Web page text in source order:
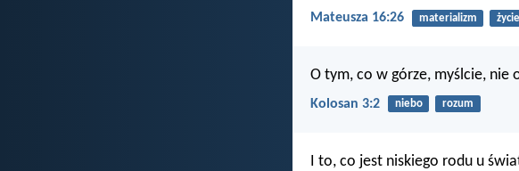
Mateusza 16:26 materializm życie
O tym, co w górze, myślcie, nie
Kolosan 3:2 niebo rozum
I to, co jest niskiego rodu u